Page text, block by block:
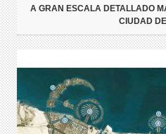
A GRAN ESCALA DETALLADO
CIUDAD